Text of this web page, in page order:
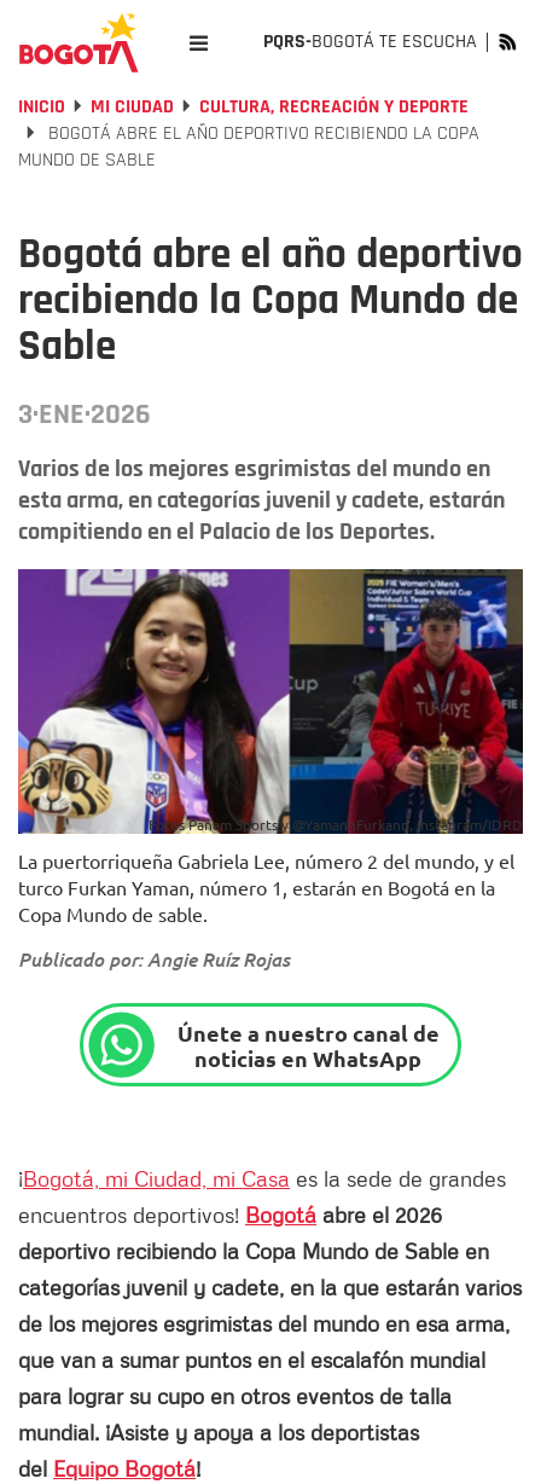
PQRS-BOGOTÁ TE ESCUCHA
INICIO MI CIUDAD
CULTURA, RECREACIÓN Y DEPORTE
BOGOTÁ ABRE EL AÑO DEPORTIVO RECIBIENDO LA COPA
MUNDO DE SABLE
Bogotá abre el año deportivo
recibiendo la Copa Mundo de
Sable
3·ENE·2026
Varios de los mejores esgrimistas del mundo en
esta arma, en categorías juvenil y cadete, estarán
compitiendo en el Palacio de los Deportes.
Fotos Panam Sports y @YamannFurkann, Instagram/IDRD
La puertorriqueña Gabriela Lee, número 2 del mundo, y el
turco Furkan Yaman, número 1, estarán en Bogotá en la
Copa Mundo de sable.
Publicado por: Angie Ruíz Rojas
Únete a nuestro canal de
noticias en WhatsApp
¡Bogotá, mi Ciudad, mi Casa es la sede de grandes
encuentros deportivos! Bogotá abre el 2026
deportivo recibiendo la Copa Mundo de Sable en
categorías juvenil y cadete, en la que estarán varios
de los mejores esgrimistas del mundo en esa arma,
que van a sumar puntos en el escalafón mundial
para lograr su cupo en otros eventos de talla
mundial. ¡Asiste y apoya a los deportistas
del Equipo Bogotá!